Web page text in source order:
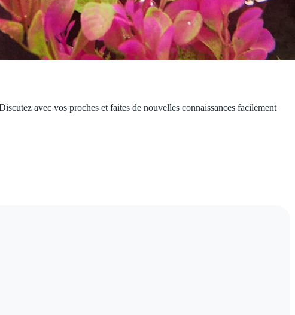
avec vos proches et faites de nouvelles connaissances facilement